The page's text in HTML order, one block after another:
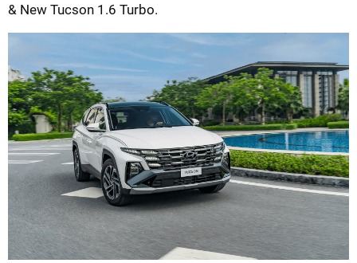
& New Tucson 1.6 Turbo.